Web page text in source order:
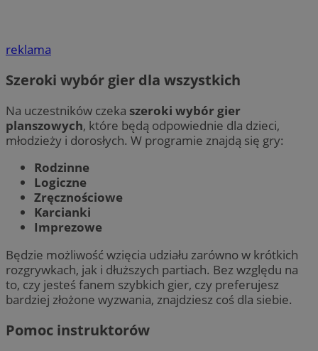
reklama
Szeroki wybór gier dla wszystkich
Na uczestników czeka szeroki wybór gier
planszowych, które będą odpowiednie dla dzieci,
młodzieży i dorosłych. W programie znajdą się gry:
Rodzinne
Logiczne
Zręcznościowe
Karcianki
Imprezowe
Będzie możliwość wzięcia udziału zarówno w krótkich
rozgrywkach, jak i dłuższych partiach. Bez względu na
to, czy jesteś fanem szybkich gier, czy preferujesz
bardziej złożone wyzwania, znajdziesz coś dla siebie.
Pomoc instruktorów